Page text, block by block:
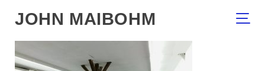
JOHN MAIBOHM